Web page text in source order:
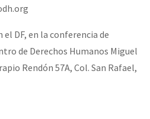
DF, en la conferencia de
de Derechos Humanos Miguel
Rendón 57A, Col. San Rafael,